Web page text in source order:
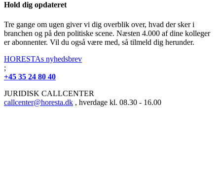
Hold dig opdateret
Tre gange om ugen giver vi dig overblik over, hvad der sker i
branchen og på den politiske scene. Næsten 4.000 af dine kolleger
er abonnenter. Vil du også være med, så tilmeld dig herunder.
HORESTAs nyhedsbrev
;
+45 35 24 80 40
JURIDISK CALLCENTER
callcenter@horesta.dk , hverdage kl. 08.30 - 16.00